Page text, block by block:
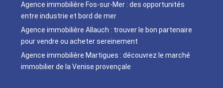
Agence immobilière Fos-sur-Mer : des opportunités
entre industrie et bord de mer
Agence immobilière Allauch : trouver le bon partenaire
pour vendre ou acheter sereinement
Agence immobilière Martigues : découvrez le marché
immobilier de la Venise provençale